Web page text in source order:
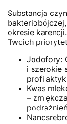
Substancja
okresie
Twoich
Jodofory:
i szerokie
Kwas
–